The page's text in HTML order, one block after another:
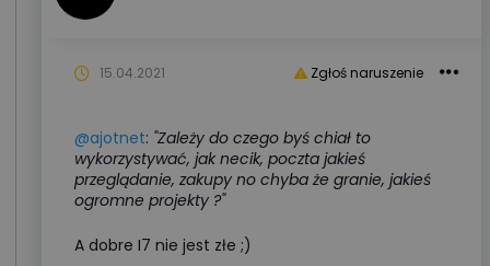
Zgłoś naruszenie
15.04.2021
@ajotnet: "Zależy do czego byś chiał to
wykorzystywać, jak necik, poczta jakieś
przeglądanie, zakupy no chyba że granie, jakieś
ogromne projekty ?"
A dobre I7 nie jest złe ;)